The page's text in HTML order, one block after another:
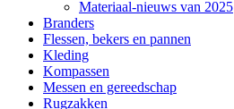
Materiaal-nieuws van 2025
Branders
Flessen, bekers en pannen
Kleding
Kompassen
Messen en gereedschap
Rugzakken